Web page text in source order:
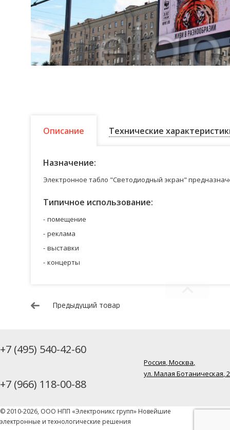
Описание Технические
Назначение:
Электронное табло "Светодиодный экран"
Типичное использование:
помещение
реклама
выставки
концерты
Предыдущий товар
+7 (495) 540-42-60
+7 (966) 118-00-88
Россия, Москва,
ул. Малая Ботаническая,
© 2010-2026, ООО НПП «Электроникс групп» Новейшие
электронные и технологические решения